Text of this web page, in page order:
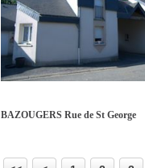
BAZOUGERS Rue de St George